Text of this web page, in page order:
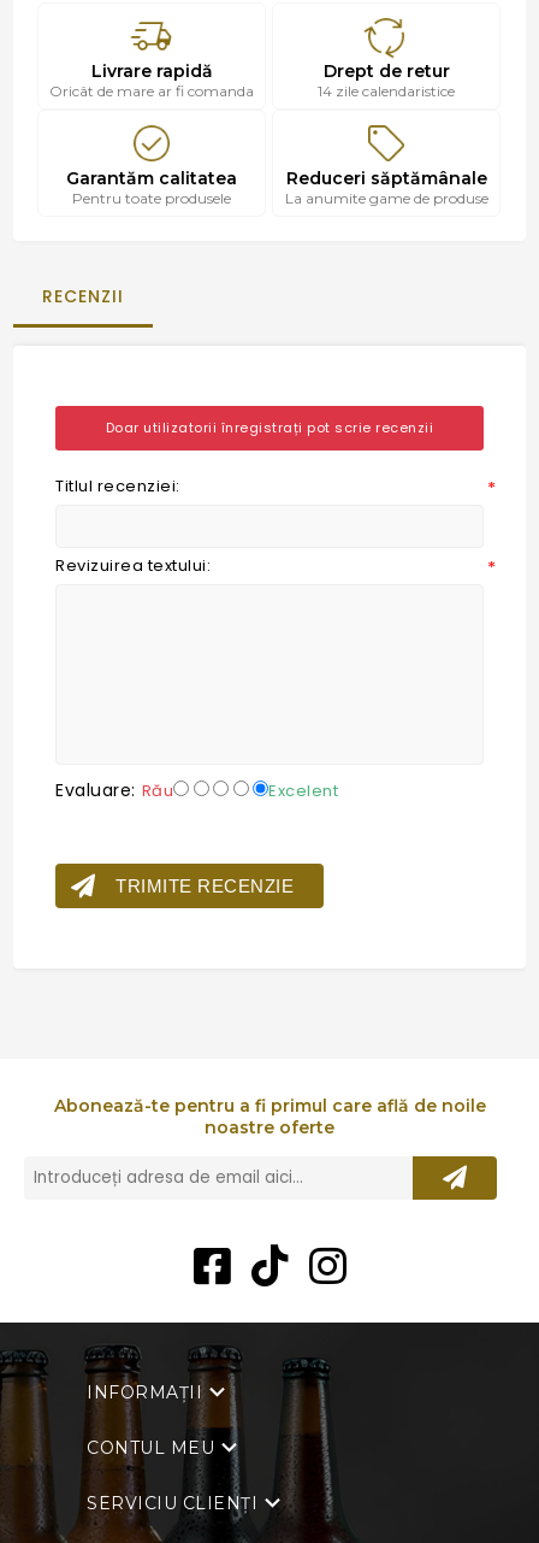
Livrare rapidă
Oricât de mare ar fi comanda
Drept de retur
14 zile calendaristice
Garantăm calitatea
Pentru toate produsele
Reduceri săptămânale
La anumite game de produse
RECENZII
Doar utilizatorii înregistrați pot scrie recenzii
Titlul recenziei: *
Revizuirea textului: *
Evaluare: Rău Excelent
TRIMITE RECENZIE
Abonează-te pentru a fi primul care află de noile
noastre oferte
INFORMAȚII
CONTUL MEU
SERVICIU CLIENȚI